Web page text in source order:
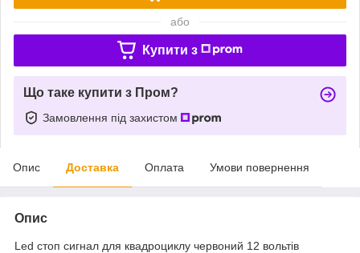
або
Купити з
Що таке купити з Пром?
Замовлення під захистом
Опис Доставка Оплата Умови повернення
Опис
Led стоп сигнал для квадроциклу червоний 12 вольтів